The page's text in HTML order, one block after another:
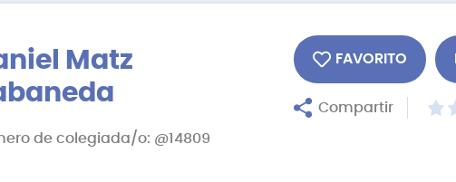
Matz
de colegiada/o: @14809
FAVORITO
Compartir